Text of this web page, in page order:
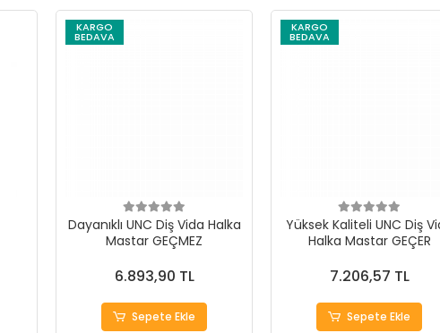
KARGO
BEDAVA
Dayanıklı UNC Diş Vida Halka
Mastar GEÇMEZ
6.893,90 TL
Sepete Ekle
KARGO
BEDAVA
Yüksek Kaliteli UNC Diş
Halka Mastar GEÇER
7.206,57 TL
Sepete Ekle